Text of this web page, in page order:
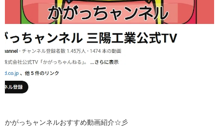
かがっちャンネルおすすめ動画紹介☆彡